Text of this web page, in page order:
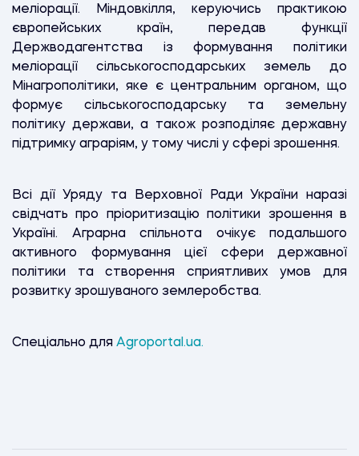
меліорації. Міндовкілля, керуючись практикою
європейських країн, передав функції
Держводагентства із формування політики
меліорації сільськогосподарських земель до
Мінагрополітики, яке є центральним органом, що
формує сільськогосподарську та земельну
політику держави, а також розподіляє державну
підтримку аграріям, у тому числі у сфері зрошення.
Всі дії Уряду та Верховної Ради України наразі
свідчать про пріоритизацію політики зрошення в
Україні. Аграрна спільнота очікує подальшого
активного формування цієї сфери державної
політики та створення сприятливих умов для
розвитку зрошуваного землеробства.
Спеціально для Agroportal.ua.